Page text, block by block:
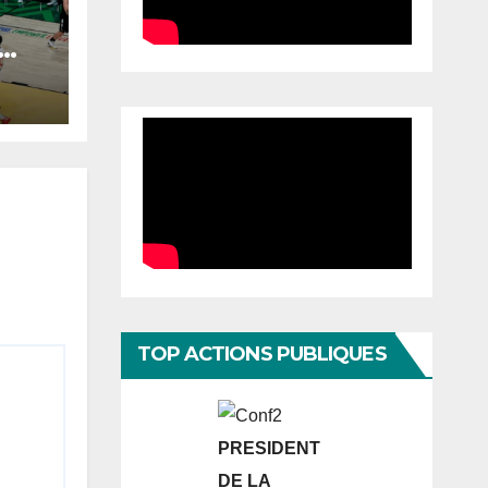
TOP ACTIONS PUBLIQUES
PRESIDENT
DE LA